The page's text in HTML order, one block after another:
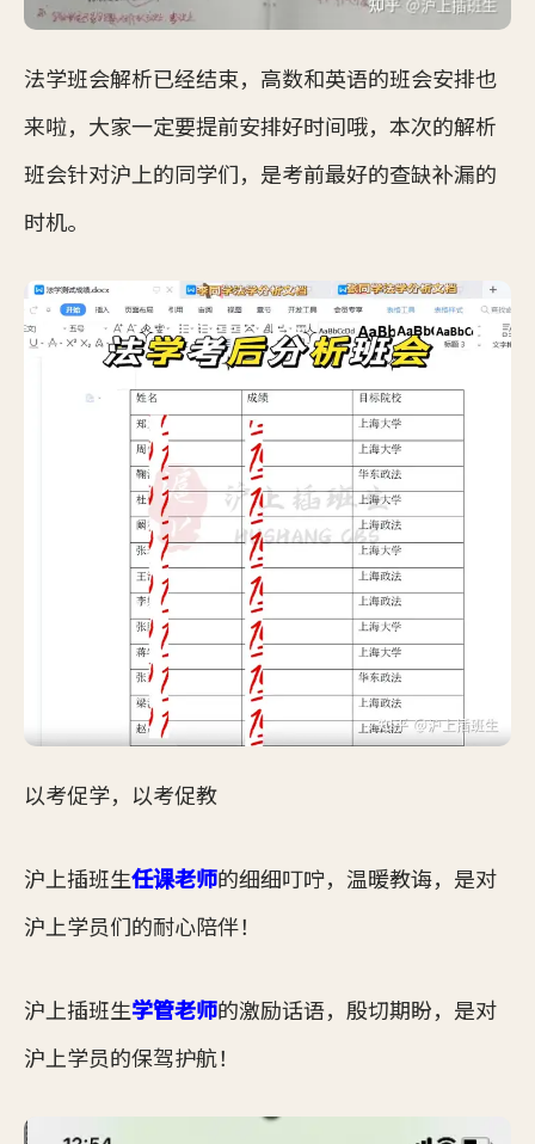
法学班会解析已经结束，高数和英语的班会安排也
来啦，大家一定要提前安排好时间哦，本次的解析
班会针对沪上的同学们，是考前最好的查缺补漏的
时机。
以考促学，以考促教
沪上插班生任课老师的细细叮咛，温暖教诲，是对
沪上学员们的耐心陪伴！
沪上插班生学管老师的激励话语，殷切期盼，是对
沪上学员的保驾护航！